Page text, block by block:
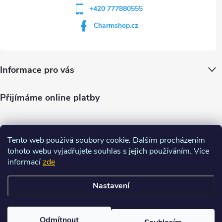
Tento web používá soubory cookie. Dalším procházením
tohoto webu vyjadřujete souhlas s jejich používáním. Více
informacízde
Nastavení
+420 777880555
Charmshop.cz
Informace pro vás
Přijímáme online platby
nastavení cookies